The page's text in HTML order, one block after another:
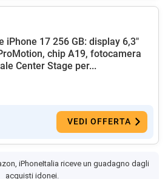
iPhone 17 256 GB: display 6,3"
chip A19, fotocamera
Center Stage per...
VEDI OFFERTA
iPhoneItalia riceve un guadagno dagli
acquisti idonei.